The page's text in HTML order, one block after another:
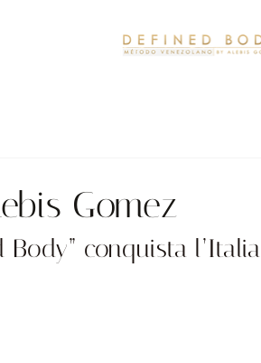
Gomez
Body” conquista l’Italia